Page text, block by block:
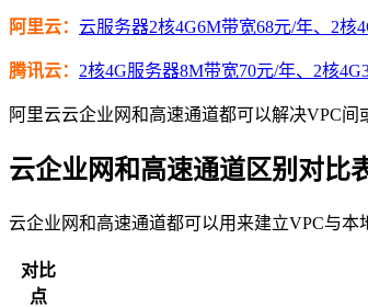
阿里云： 云服务器2核4G6M带宽68元/年、2核
腾讯云： 2核4G服务器8M带宽70元/年、2核
阿里云云企业网和高速通道都可以解决VPC
云企业网和高速通道区别对比
云企业网和高速通道都可以用来建立VPC与
对比
点